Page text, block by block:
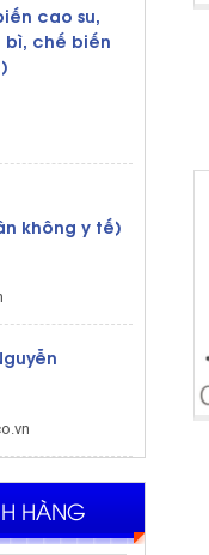
cao su,
bì, chế biến
không y tế)
HÀNG